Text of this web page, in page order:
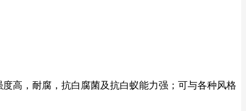
高，耐腐，抗白腐菌及抗白蚁能力强；可与各种风格